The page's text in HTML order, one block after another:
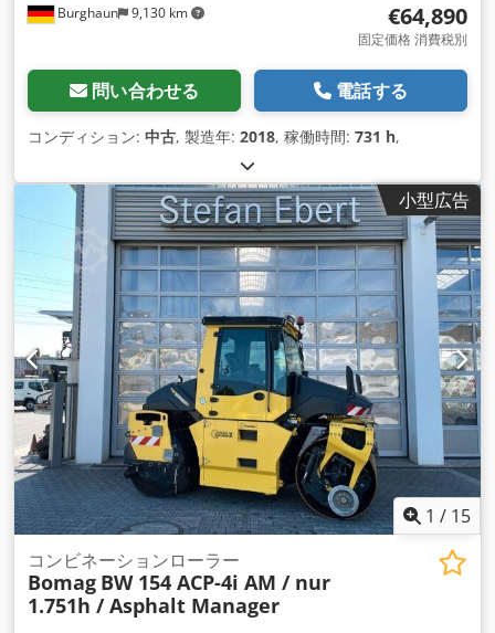
Burghaun 9,130 km €64,890
固定価格 消費税別
問い合わせる 電話する
コンディション: 中古, 製造年: 2018, 稼働時間: 731 h,
小型広告
1 / 15
コンビネーションローラー
Bomag BW 154 ACP-4i AM / nur
1.751h / Asphalt Manager